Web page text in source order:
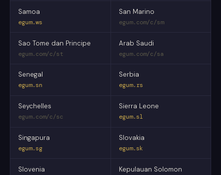
Samoa
egum.ws
San Marino
egum.com/c/sm
Sao Tome dan Principe
egum.com/c/st
Arab Saudi
egum.com/c/sa
Senegal
egum.sn
Serbia
egum.rs
Seychelles
egum.com/c/sc
Sierra Leone
egum.sl
Singapura
egum.sg
Slovakia
egum.sk
Slovenia Kepulauan Solomon